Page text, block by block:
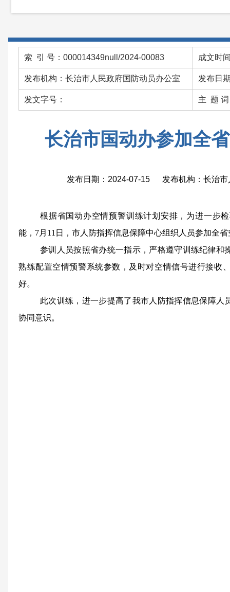
索 引 号：000014349null/2024-00083 成文时
发布机构：长治市人民政府国防动员办公室 发布日
发文字号： 主 题 词
长治市国动办参加全
发布日期：2024-07-15 发布机构：长治市
根据省国动办空情预警训练计划安排，为进一步
能，7月11日
， 市人防指挥信息保障中心组织人员参加全
参训人员按照省办统一指示，严格遵守训练纪律和
熟练配置空情预警系统参数，及时对空情信号进行接收
好。
此次训练， 进一步提高了我市人防指挥信息保障人
协同意识。